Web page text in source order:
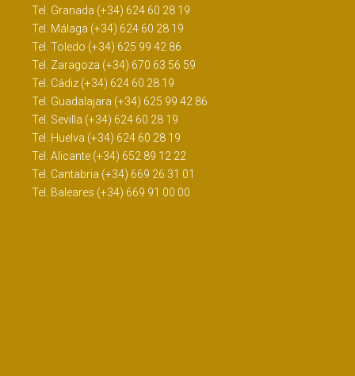
Tel. Granada (+34) 624 60 28 19
Tel. Málaga (+34) 624 60 28 19
Tel. Toledo (+34) 625 99 42 86
Tel. Zaragoza (+34) 670 63 56 59
Tel. Cádiz (+34) 624 60 28 19
Tel. Guadalajara (+34) 625 99 42 86
Tel. Sevilla (+34) 624 60 28 19
Tel. Huelva (+34) 624 60 28 19
Tel. Alicante (+34) 652 89 12 22
Tel. Cantabria (+34) 669 26 31 01
Tel. Baleares (+34) 669 91 00 00